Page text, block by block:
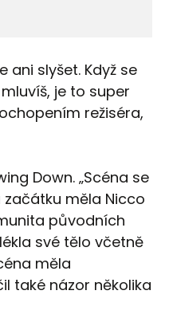
ani slyšet. Když se
je to super
režiséra,
Down. „Scéna se
měla Nicco
původních
své tělo včetně
měla
také názor několika